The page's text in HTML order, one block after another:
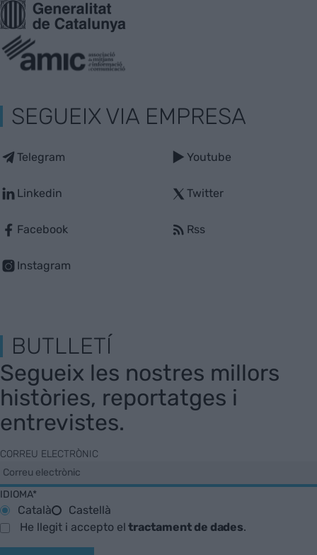
SEGUEIX VIA EMPRESA
Telegram
Linkedin
Facebook
Instagram
Youtube
Twitter
Rss
BUTLLETÍ
Segueix les nostres millors
històries, reportatges i
entrevistes.
CORREU ELECTRÒNIC
IDIOMA*
Català
Castellà
He llegit i accepto eltractament de dades.